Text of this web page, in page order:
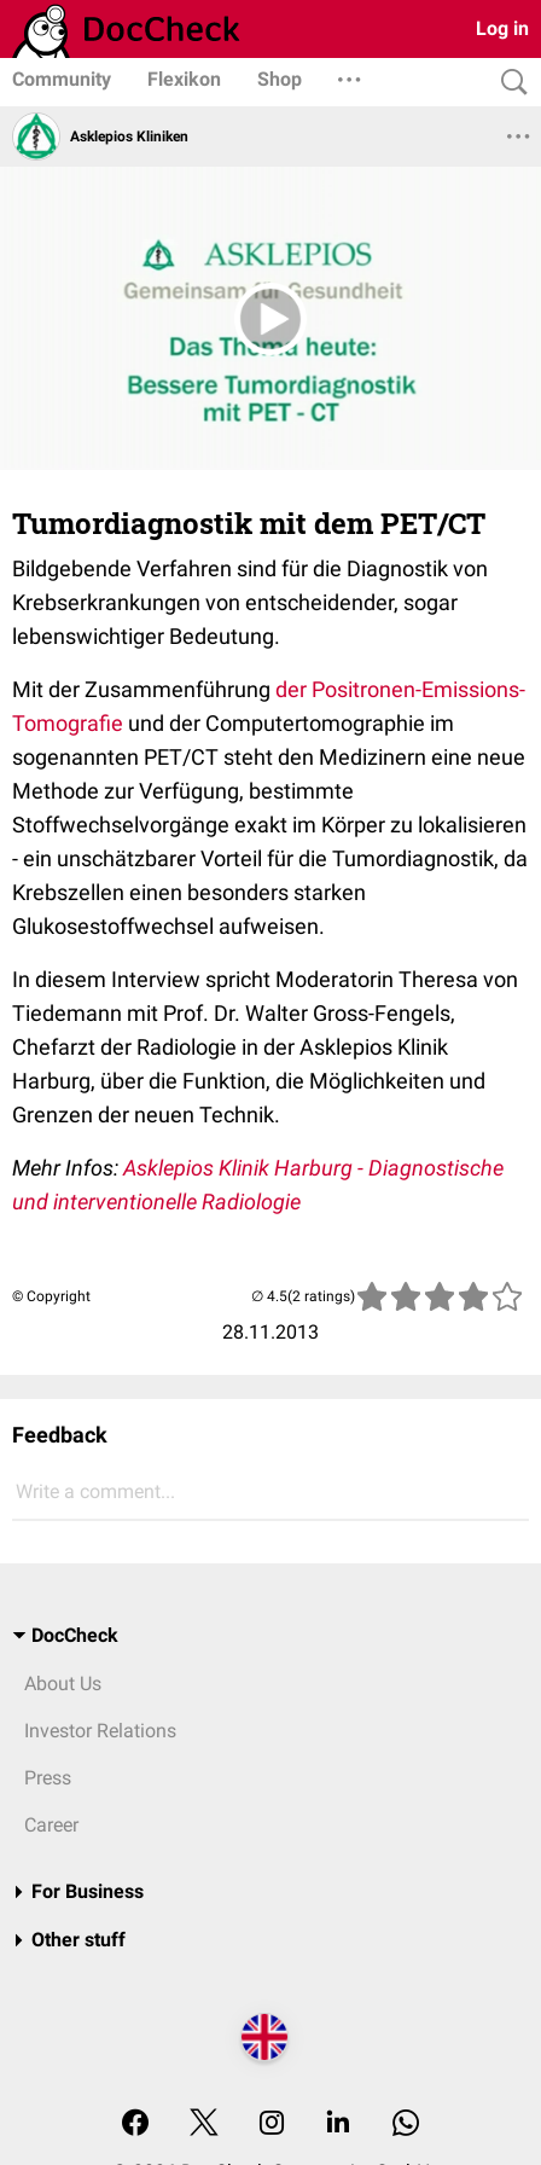
Log in
Community Flexikon Shop
Asklepios Kliniken
Tumordiagnostik mit dem PET/CT
Bildgebende Verfahren sind für die Diagnostik von
Krebserkrankungen von entscheidender, sogar
lebenswichtiger Bedeutung.
Mit der Zusammenführung der Positronen-Emissions-
Tomografie und der Computertomographie im
sogenannten PET/CT steht den Medizinern eine neue
Methode zur Verfügung, bestimmte
Stoffwechselvorgänge exakt im Körper zu lokalisieren
- ein unschätzbarer Vorteil für die Tumordiagnostik, da
Krebszellen einen besonders starken
Glukosestoffwechsel aufweisen.
In diesem Interview spricht Moderatorin Theresa von
Tiedemann mit Prof. Dr. Walter Gross-Fengels,
Chefarzt der Radiologie in der Asklepios Klinik
Harburg, über die Funktion, die Möglichkeiten und
Grenzen der neuen Technik.
Mehr Infos:Asklepios Klinik Harburg - Diagnostische
und interventionelle Radiologie
© Copyright
28.11.2013
(2 ratings)
Feedback
Write a comment...
DocCheck
About Us
Investor Relations
Press
Career
For Business
Other stuff